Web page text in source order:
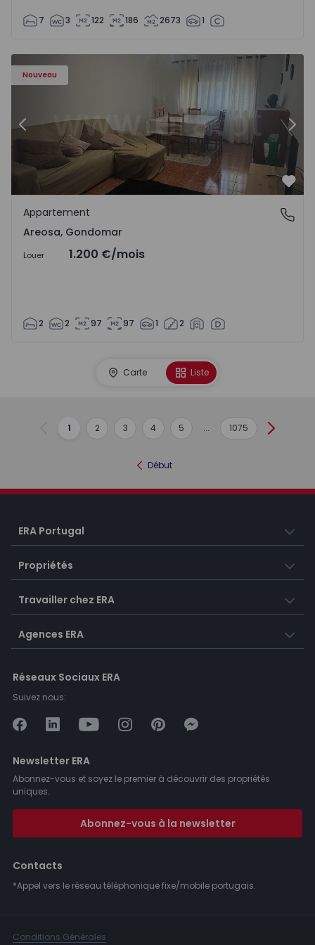
7 3 122 186 2673 1
Nouveau
Appartement T2 Gondomar, Areosa - 1574869 - 1
Précédent
Areosa, Gondomar
Appartement
Areosa, Gondomar
Louer 1.200 €/mois
2 2 97 97 1 2
Carte Liste
Précédent
1 2 3 4 5 ... 1075 Suivant
Début
ERA Portugal
Propriétés
Travailler chez ERA
Agences ERA
Réseaux Sociaux ERA
Suivez nous:
Newsletter ERA
Abonnez-vous et soyez le premier à découvrir des propriétés
uniques.
Abonnez-vous à la newsletter
Contacts
*Appel vers le réseau téléphonique fixe/mobile portugais.
Conditions Générales